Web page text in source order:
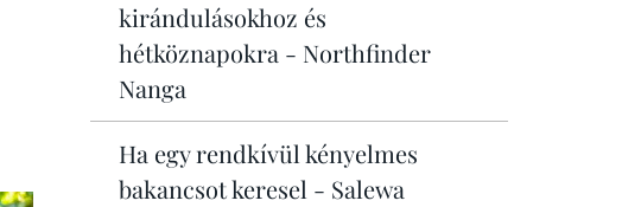
kirándulásokhoz és
hétköznapokra - Northfinder
Nanga
Ha egy rendkívül kényelmes
bakancsot keresel - Salewa